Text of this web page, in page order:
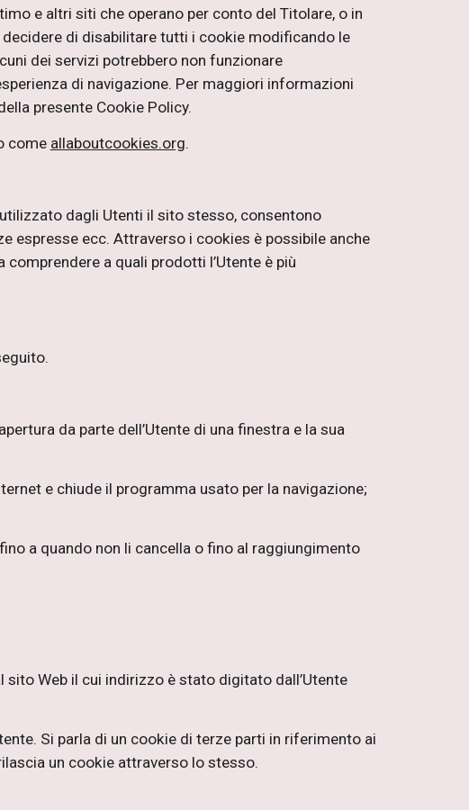
e altri siti che operano per conto del Titolare, o in
di disabilitare tutti i cookie modificando le
dei servizi potrebbero non funzionare
di navigazione. Per maggiori informazioni
presente Cookie Policy.
come allaboutcookies.org.
dagli Utenti il sito stesso, consentono
espresse ecc. Attraverso i cookies è possibile anche
a quali prodotti l’Utente è più
da parte dell’Utente di una finestra e la sua
e chiude il programma usato per la navigazione;
a quando non li cancella o fino al raggiungimento
Web il cui indirizzo è stato digitato dall’Utente
Si parla di un cookie di terze parti in riferimento ai
un cookie attraverso lo stesso.